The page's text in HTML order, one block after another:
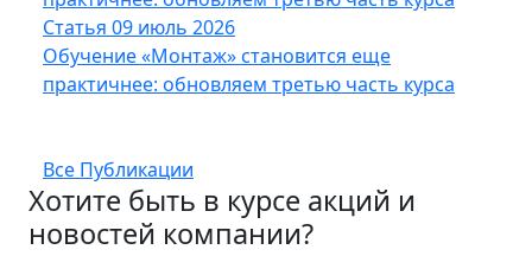
Статья 09 июль 2026
Обучение «Монтаж» становится еще
практичнее: обновляем третью часть курса
Все Публикации
Хотите быть в курсе акций и
новостей компании?